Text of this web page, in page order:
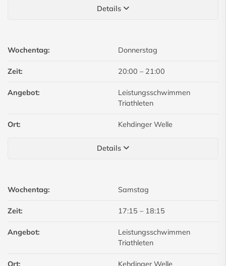
Details
Wochentag: Donnerstag
Zeit: 20:00 – 21:00
Angebot:
Leistungsschwimmen
Triathleten
Ort: Kehdinger Welle
Details
Wochentag: Samstag
Zeit: 17:15 – 18:15
Angebot:
Leistungsschwimmen
Triathleten
Ort: Kehdinger Welle